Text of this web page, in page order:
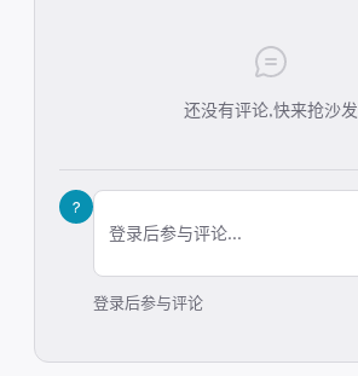
还没有评论,快来抢沙发
?
登录后参与评论...
登录后参与评论